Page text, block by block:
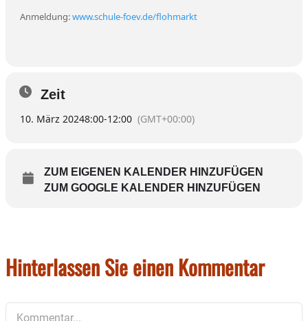
Anmeldung:www.schule-foev.de/flohmarkt
Zeit
10. März 20248:00-12:00 (GMT+00:00)
ZUM EIGENEN KALENDER HINZUFÜGEN
ZUM GOOGLE KALENDER HINZUFÜGEN
Hinterlassen Sie einen Kommentar